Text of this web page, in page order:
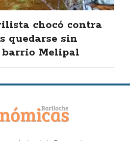
chocó contra
quedarse sin
Melipal